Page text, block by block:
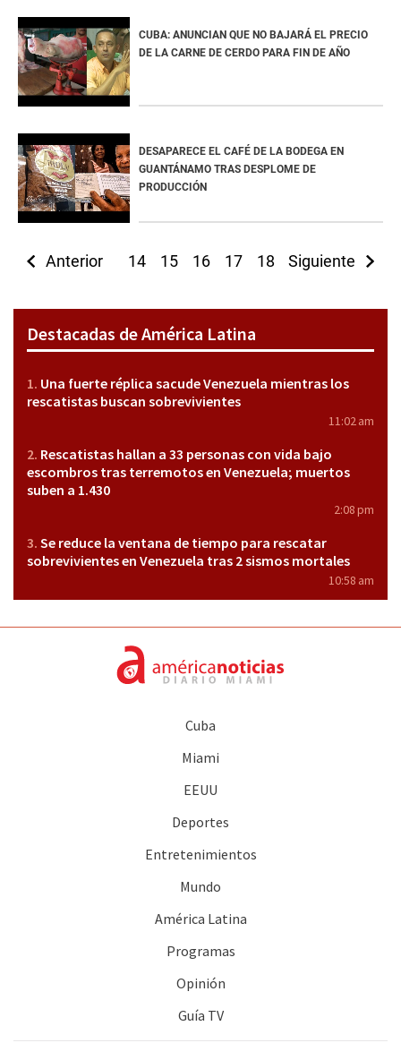
CUBA: ANUNCIAN QUE NO BAJARÁ EL PRECIO
DE LA CARNE DE CERDO PARA FIN DE AÑO
DESAPARECE EL CAFÉ DE LA BODEGA EN
GUANTÁNAMO TRAS DESPLOME DE
PRODUCCIÓN
Anterior 14 15 16 17 18 19 20 21
Siguiente
Destacadas de América Latina
Una fuerte réplica sacude Venezuela mientras los
rescatistas buscan sobrevivientes
11:02 am
Rescatistas hallan a 33 personas con vida bajo
escombros tras terremotos en Venezuela; muertos
suben a 1.430
2:08 pm
Se reduce la ventana de tiempo para rescatar
sobrevivientes en Venezuela tras 2 sismos mortales
10:58 am
Cuba
Miami
EEUU
Deportes
Entretenimientos
Mundo
América Latina
Programas
Opinión
Guía TV